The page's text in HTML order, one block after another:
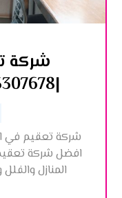
شركة
|0545307678| تعقيم فلل
افضل شركة
المنازل